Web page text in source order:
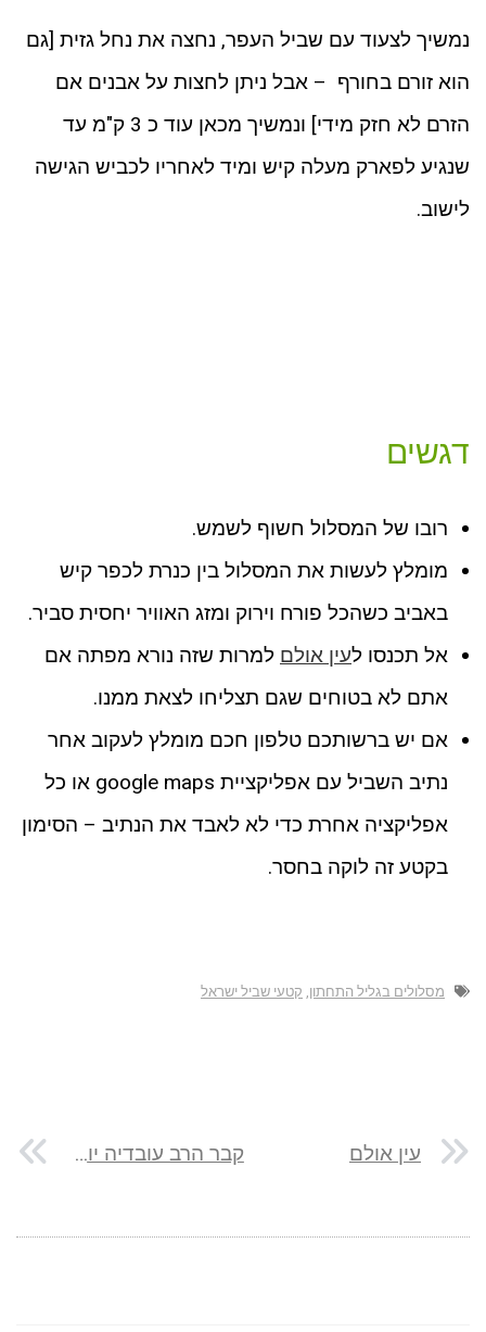
נמשיך לצעוד עם שביל העפר, נחצה את נחל גזית [גם
הוא זורם בחורף – אבל ניתן לחצות על אבנים אם
הזרם לא חזק מידי] ונמשיך מכאן עוד כ 3 ק"מ עד
שנגיע לפארק מעלה קיש ומיד לאחריו לכביש הגישה
לישוב.
דגשים
רובו של המסלול חשוף לשמש.
מומלץ לעשות את המסלול בין כנרת לכפר קיש
באביב כשהכל פורח וירוק ומזג האוויר יחסית סביר.
אל תכנסו לעין אולם למרות שזה נורא מפתה אם
אתם לא בטוחים שגם תצליחו לצאת ממנו.
אם יש ברשותכם טלפון חכם מומלץ לעקוב אחר
נתיב השביל עם אפליקציית google maps או כל
אפליקציה אחרת כדי לא לאבד את הנתיב – הסימון
בקטע זה לוקה בחסר.
מסלולים בגליל התחתון קטעי שביל ישראל
עין אולם קבר הרב עובדיה יוסף